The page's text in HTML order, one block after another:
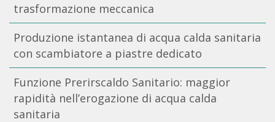
trasformazione meccanica
Produzione istantanea di acqua calda sanitaria
con scambiatore a piastre dedicato
Funzione Prerirscaldo Sanitario: maggior
rapidità nell’erogazione di acqua calda
sanitaria